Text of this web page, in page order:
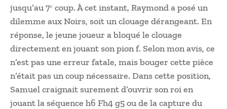
jusqu’au 7ᵉ coup. À cet instant, Raymond a posé un
dilemme aux Noirs, soit un clouage dérangeant. En
réponse, le jeune joueur a bloqué le clouage
directement en jouant son pion f. Selon mon avis, ce
n’est pas une erreur fatale, mais bouger cette pièce
n’était pas un coup nécessaire. Dans cette position,
Samuel craignait surement d’ouvrir son roi en
jouant la séquence h6 Fh4 g5 ou de la capture du